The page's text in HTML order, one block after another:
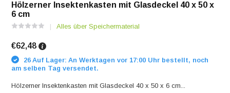
Hölzerner Insektenkasten mit Glasdeckel 40 x 50 x
6 cm
Alles über Speichermaterial
€62,48
26 Auf Lager: An Werktagen vor 17:00 Uhr bestellt, noch
am selben Tag versendet.
Hölzerner Insektenkasten mit Glasdeckel 40 x 50 x 6 cm...